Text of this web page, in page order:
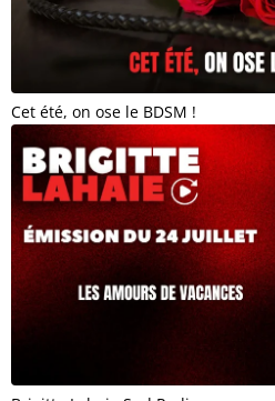
Cet été, on ose le BDSM !